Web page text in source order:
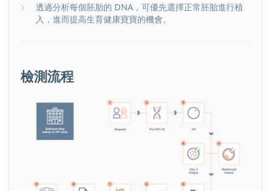
透過分析每個胚胎的 DNA，可優先選擇正常胚胎進行植
入，進而提高生育健康寶寶的機會。
檢測流程